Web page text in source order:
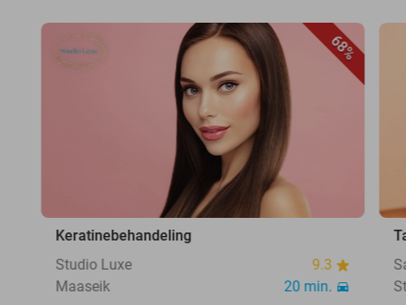
68%
Keratinebehandeling
Studio Luxe
9.3
Maaseik
20 min.